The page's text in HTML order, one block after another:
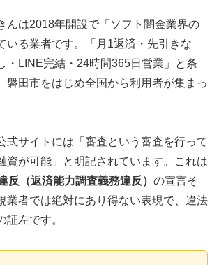
んは2018年開設で「ソフト闇金業界の
いる業者です。「月1返済・先引きな
・LINE完結・24時間365日営業」と条
磐田市をはじめ全国から利用者が集まっ
式サイトには「審査という審査を行って
資が可能」と明記されています。これは
反（返済能力調査義務違反） の宣言そ
業者では絶対にあり得ない表現で、違法
証左です。